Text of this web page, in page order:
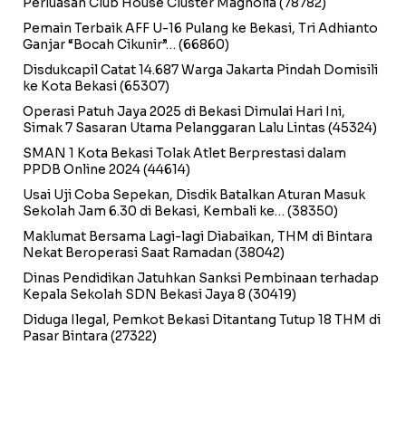
Pemain Terbaik AFF U-16 Pulang ke Bekasi, Tri Adhianto
Ganjar “Bocah Cikunir”… (66860)
Disdukcapil Catat 14.687 Warga Jakarta Pindah Domisili
ke Kota Bekasi(65307)
Operasi Patuh Jaya 2025 di Bekasi Dimulai Hari Ini,
Simak 7 Sasaran Utama Pelanggaran Lalu Lintas (45324)
SMAN 1 Kota Bekasi Tolak Atlet Berprestasi dalam
PPDB Online 2024(44614)
Usai Uji Coba Sepekan, Disdik Batalkan Aturan Masuk
Sekolah Jam 6.30 di Bekasi, Kembali ke… (38350)
Maklumat Bersama Lagi-lagi Diabaikan, THM di Bintara
Nekat Beroperasi Saat Ramadan (38042)
Dinas Pendidikan Jatuhkan Sanksi Pembinaan terhadap
Kepala Sekolah SDN Bekasi Jaya 8 (30419)
Diduga Ilegal, Pemkot Bekasi Ditantang Tutup 18 THM di
Pasar Bintara (27322)